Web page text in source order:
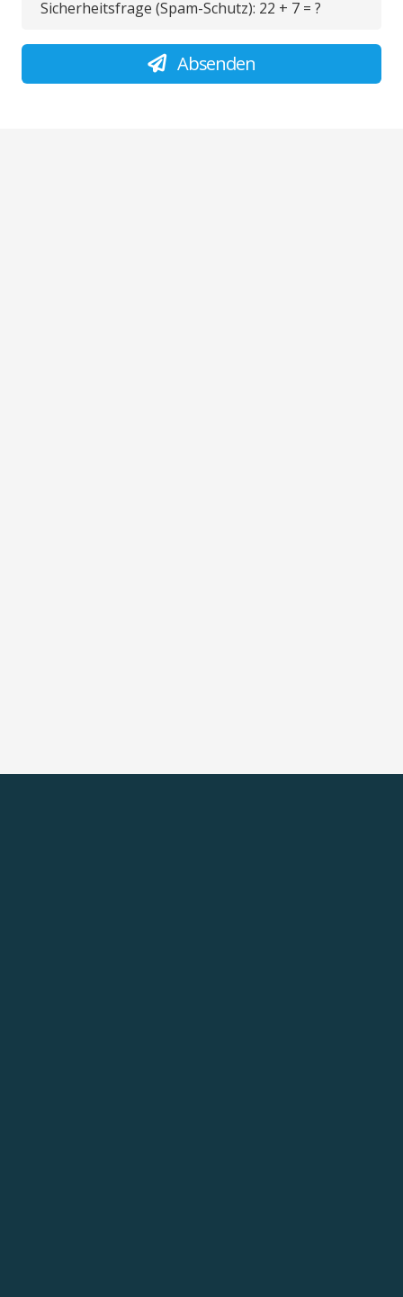
Sicherheitsfrage (Spam-Schutz): 22 + 7 = ?
Absenden